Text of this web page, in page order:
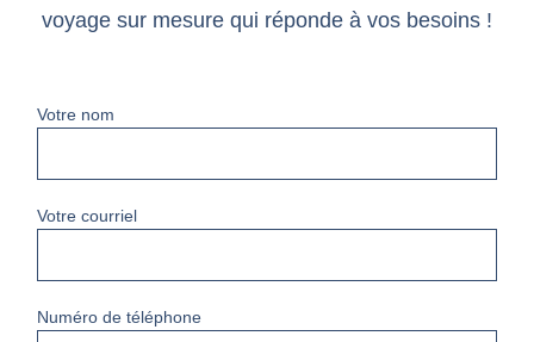
voyage sur mesure qui réponde à vos besoins !
Votre nom
Votre courriel
Numéro de téléphone